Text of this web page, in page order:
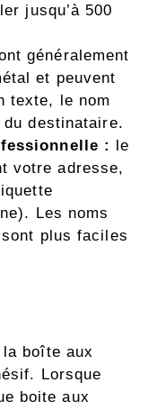
jusqu’à 500
généralement
et peuvent
texte, le nom
destinataire.
: le
votre adresse,
Les noms
plus faciles
boîte aux
Lorsque
boite aux